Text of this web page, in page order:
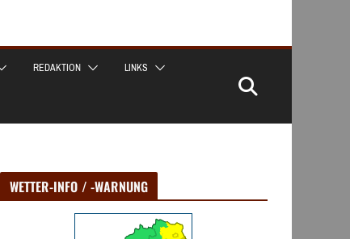
REDAKTION LINKS
WETTER-INFO / -WARNUNG